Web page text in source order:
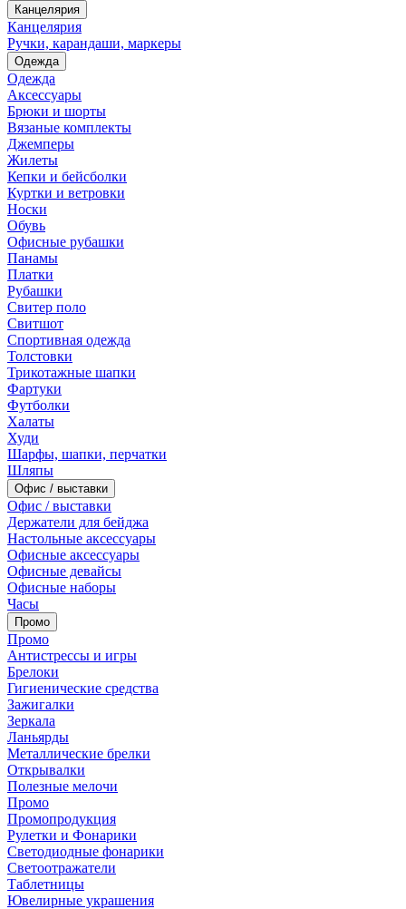
Канцелярия
Канцелярия
Ручки, карандаши, маркеры
Одежда
Одежда
Аксессуары
Брюки и шорты
Вязаные комплекты
Джемперы
Жилеты
Кепки и бейсболки
Куртки и ветровки
Носки
Обувь
Офисные рубашки
Панамы
Платки
Рубашки
Свитер поло
Свитшот
Спортивная одежда
Толстовки
Трикотажные шапки
Фартуки
Футболки
Халаты
Худи
Шарфы, шапки, перчатки
Шляпы
Офис / выставки
Офис / выставки
Держатели для бейджа
Настольные аксессуары
Офисные аксессуары
Офисные девайсы
Офисные наборы
Часы
Промо
Промо
Антистрессы и игры
Брелоки
Гигиенические средства
Зажигалки
Зеркала
Ланьярды
Металлические брелки
Открывалки
Полезные мелочи
Промо
Промопродукция
Рулетки и Фонарики
Светодиодные фонарики
Светоотражатели
Таблетницы
Ювелирные украшения